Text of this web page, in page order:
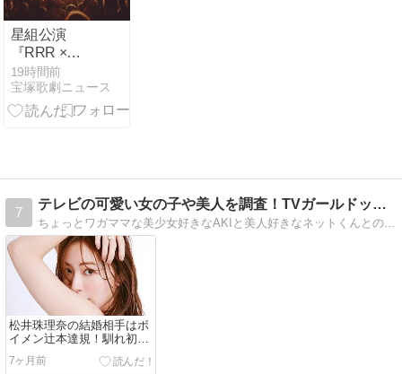
発売中！ Aya
Kajishima ア
ップアップガ
ールズ(2)
星組公演
『RRR ×
TAKA”R”AZUKA
～√Rama～』
人物相関図が
と見どころ
19時間前
宝塚歌劇ニュース
7
テレビの可愛い女の子や美人を調査！TVガールドットコム
ちょっとワガママな美少女好きなAKIと美人好きなネットくんとのやりとりで、テレビなどで見かけた美少女・美人の情報を紹介しています。
松井珠理奈の結婚相手はボ
イメン辻本達規！馴れ初め
や現在の姿が幸せすぎると
話題【2026最新】
7ヶ月前